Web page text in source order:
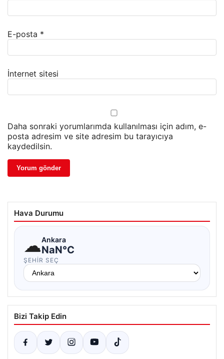
E-posta *
İnternet sitesi
Daha sonraki yorumlarımda kullanılması için adım, e-
posta adresim ve site adresim bu tarayıcıya
kaydedilsin.
Hava Durumu
☁Ankara
NaN°C
ŞEHIR SEÇ
Bizi Takip Edin